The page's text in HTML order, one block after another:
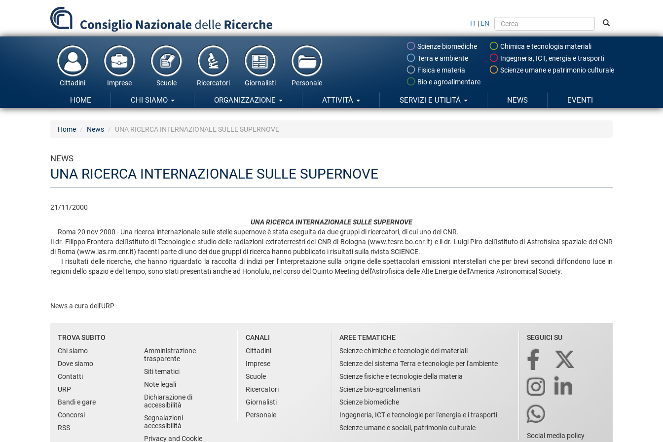
principale
IT | EN
Scienze biomediche
Chimica e tecnologia materiali
Terra e ambiente
Ingegneria, ICT, energia e trasporti
Fisica e materia
Scienze umane e patrimonio culturale
Bio e agroalimentare
Cittadini Imprese Scuole Ricercatori Giornalisti Personale
HOME CHI SIAMO ORGANIZZAZIONE ATTIVITÀ SERVIZI E UTILITÀ NEWS EVENTI
Home News UNA RICERCA INTERNAZIONALE SULLE SUPERNOVE
NEWS
UNA RICERCA INTERNAZIONALE SULLE SUPERNOVE
21/11/2000
UNA RICERCA INTERNAZIONALE SULLE SUPERNOVE
Roma 20 nov 2000 - Una ricerca internazionale sulle stelle supernove è stata eseguita da due gruppi di ricercatori, di cui uno del CNR.
Il dr. Filippo Frontera dell'Istituto di Tecnologie e studio delle radiazioni extraterrestri del CNR di Bologna (www.tesre.bo.cnr.it) e il dr. Luigi Piro dell'Istituto di Astrofisica spaziale del CNR
di Roma (www.ias.rm.cnr.it) facenti parte di uno dei due gruppi di ricerca hanno pubblicato i risultati sulla rivista SCIENCE.
I risultati delle ricerche, che hanno riguardato la raccolta di indizi per l'interpretazione sulla origine delle spettacolari emissioni interstellari che per brevi secondi diffondono luce in
regioni dello spazio e del tempo, sono stati presentati anche ad Honolulu, nel corso del Quinto Meeting dell'Astrofisica delle Alte Energie dell'America Astronomical Society.
News a cura dell'URP
TROVA SUBITO
Chi siamo
Dove siamo
Contatti
URP
Bandi e gare
Concorsi
RSS
Amministrazione
trasparente
Siti tematici
Note legali
Dichiarazione di
accessibilità
Segnalazioni
accessibilità
Privacy and Cookie
CANALI
Cittadini
Imprese
Scuole
Ricercatori
Giornalisti
Personale
AREE TEMATICHE
Scienze chimiche e tecnologie dei materiali
Scienze del sistema Terra e tecnologie per l'ambiente
Scienze fisiche e tecnologie della materia
Scienze bio-agroalimentari
Scienze biomediche
Ingegneria, ICT e tecnologie per l'energia e i trasporti
Scienze umane e sociali, patrimonio culturale
SEGUICI SU
Social media policy